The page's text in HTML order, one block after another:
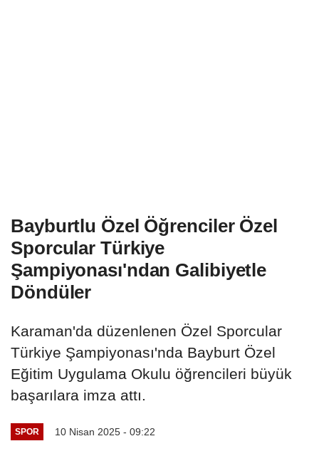
Bayburtlu Özel Öğrenciler Özel
Sporcular Türkiye
Şampiyonası'ndan Galibiyetle
Döndüler
Karaman'da düzenlenen Özel Sporcular
Türkiye Şampiyonası'nda Bayburt Özel
Eğitim Uygulama Okulu öğrencileri büyük
başarılara imza attı.
SPOR 10 Nisan 2025 - 09:22